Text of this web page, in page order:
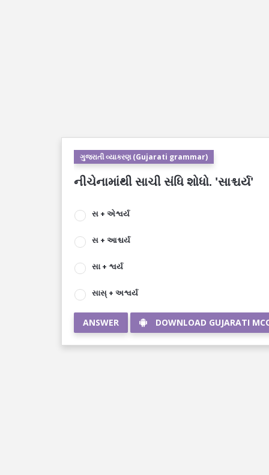
ગુજરાતી વ્યાકરણ (Gujarati grammar)
નીચેનામાંથી સાચી સંધિ શોધો. 'સાશ્ચર્ય'
સ + એશ્વર્ય
સ + આશ્ચર્ય
સા + શ્વર્ય
સાસ્ + અશ્વર્ય
ANSWER DOWNLOAD GUJARATI